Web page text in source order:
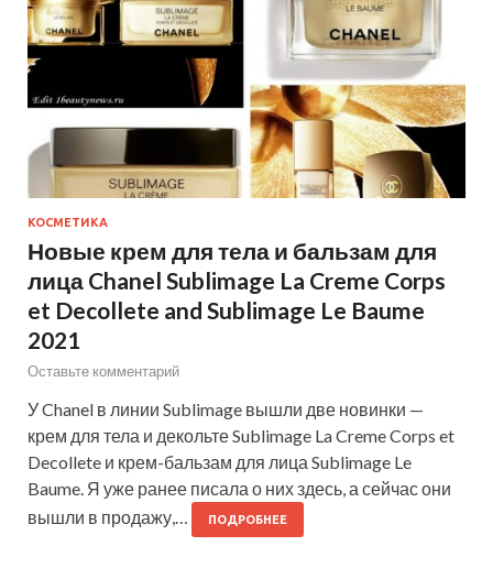
КОСМЕТИКА
Новые крем для тела и бальзам для
лица Chanel Sublimage La Creme Corps
et Decollete and Sublimage Le Baume
2021
Оставьте комментарий
У Chanel в линии Sublimage вышли две новинки —
крем для тела и декольте Sublimage La Creme Corps et
Decollete и крем-бальзам для лица Sublimage Le
Baume. Я уже ранее писала о них здесь, а сейчас они
вышли в продажу,…
ПОДРОБНЕЕ